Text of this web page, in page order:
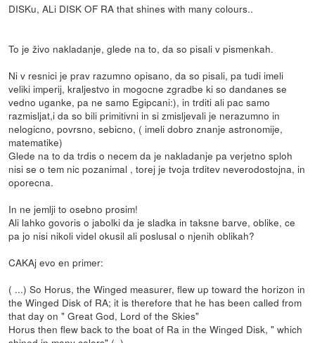
DISKu, ALi DISK OF RA that shines with many colours..
To je živo nakladanje, glede na to, da so pisali v pismenkah.
Ni v resnici je prav razumno opisano, da so pisali, pa tudi imeli
veliki imperij, kraljestvo in mogocne zgradbe ki so dandanes se
vedno uganke, pa ne samo Egipcani:), in trditi ali pac samo
razmisljat,i da so bili primitivni in si zmisljevali je nerazumno in
nelogicno, povrsno, sebicno, ( imeli dobro znanje astronomije,
matematike)
Glede na to da trdis o necem da je nakladanje pa verjetno sploh
nisi se o tem nic pozanimal , torej je tvoja trditev neverodostojna, in
oporecna.
In ne jemlji to osebno prosim!
Ali lahko govoris o jabolki da je sladka in taksne barve, oblike, ce
pa jo nisi nikoli videl okusil ali poslusal o njenih oblikah?
CAKAj evo en primer:
( ...) So Horus, the Winged measurer, flew up toward the horizon in
the Winged Disk of RA; it is therefore that he has been called from
that day on " Great God, Lord of the Skies"
Horus then flew back to the boat of Ra in the Winged Disk, " which